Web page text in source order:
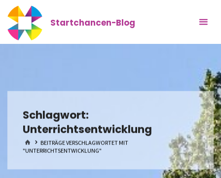
Zum
Inhalt
springen
Startchancen-Blog
Schlagwort:
Unterrichtsentwicklung
STARTBEITRÄGE VERSCHLAGWORTET MIT
"UNTERRICHTSENTWICKLUNG"